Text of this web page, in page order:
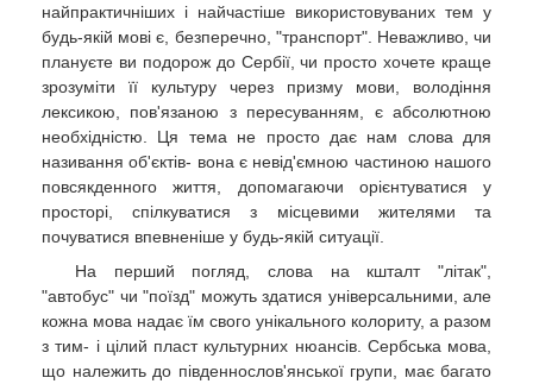
найпрактичніших і найчастіше використовуваних тем у
будь-якій мові є, безперечно, "транспорт". Неважливо, чи
плануєте ви подорож до Сербії, чи просто хочете краще
зрозуміти її культуру через призму мови, володіння
лексикою, пов'язаною з пересуванням, є абсолютною
необхідністю. Ця тема не просто дає нам слова для
називання об'єктів- вона є невід'ємною частиною нашого
повсякденного життя, допомагаючи орієнтуватися у
просторі, спілкуватися з місцевими жителями та
почуватися впевненіше у будь-якій ситуації.
На перший погляд, слова на кшталт "літак",
"автобус" чи "поїзд" можуть здатися універсальними, але
кожна мова надає їм свого унікального колориту, а разом
з тим- і цілий пласт культурних нюансів. Сербська мова,
що належить до південнослов'янської групи, має багато